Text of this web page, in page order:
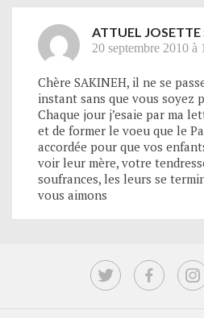
ATTUEL
20 septembre 2010 à
Chère SAKINEH, il ne se
instant sans que vous soyez
Chaque jour j’esaie par ma
et de former le voeu que le
accordée pour que vos
voir leur mère, votre
soufrances, les leurs se
vous aimons